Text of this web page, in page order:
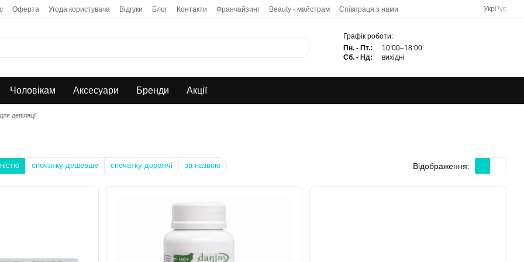
Оферта Угода користувача Відгуки Блог Контакти Франчайзинг Beauty - майстрам
Співпраця з нами
Укр Рус
Графік роботи:
Пн. - Пт.:
10:00–18:00
Сб. - Нд:
вихідні
Чоловікам Аксесуари Бренди Акції
депіляції
спочатку дешевше спочатку дорожчі за назвою Відображення: